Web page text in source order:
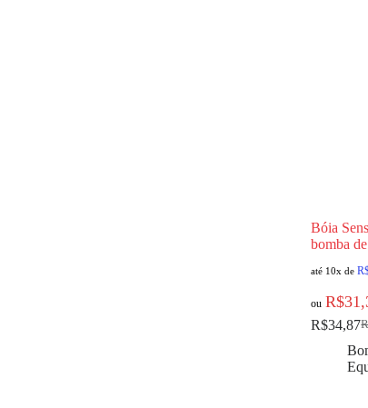
Bóia
bomba
até 10x de
ou R$
R$34,87